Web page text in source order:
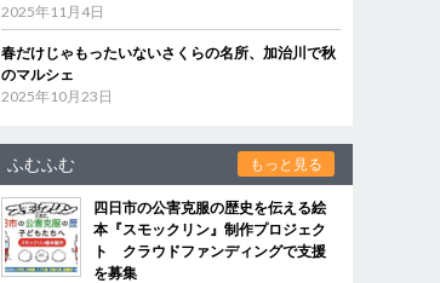
2025年11月4日
春だけじゃもったいないさくらの名所、加治川で秋
のマルシェ
2025年10月23日
ふむふむ もっと見る
四日市の公害克服の歴史を伝える絵
本『スモックリン』制作プロジェク
ト クラウドファンディングで支援
を募集